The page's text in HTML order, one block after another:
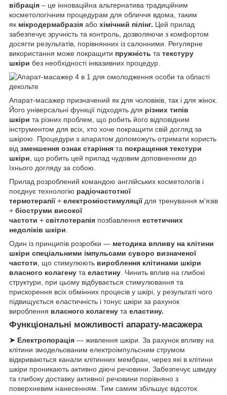
вібрація – це інноваційна альтернатива традиційним
косметологічним процедурам для обличчя вдома, таким
як мікродермабразія або хімічний пілінг. Цей прилад
забезпечує зручність та контроль, дозволяючи з комфортом
досягти результатів, порівнянних із салонними. Регулярне
використання може покращити пружність та текстуру
шкіри без необхідності інвазивних процедур.
Апарат-масажер призначений як для чоловіків, так і для жінок.
Його універсальні функції підходять для різних типів
шкіри та різних проблем, що робить його відповідним
інструментом для всіх, хто хоче покращити свій догляд за
шкірою. Процедури з апаратом допоможуть отримати користь
від зменшення ознак старіння та покращення текстури
шкіри , що робить цей прилад чудовим доповненням до
їхнього догляду за собою.
Прилад розроблений командою англійських косметологів і
поєднує технологію радіочастотної
термотерапії+ електроміостимуляціїдля тренування м'язів
+ біоструми високої
частоти + світлотерапія позбавлення естетичних
недоліків шкіри
Один із принципів розробки — методика впливу на клітини
шкіри спеціальними імпульсами суворо визначеної
частоти , що стимулюють вироблення клітинами шкіри
власного колагену та еластину . Чинить вплив на глибокі
структури, при цьому відбувається стимулювання та
прискорення всіх обмінних процесів у шкірі, у результаті чого
підвищується еластичність і тонус шкіри за рахунок
вироблення власного колагену та еластину.
Функціональні можливості апарату-масажера
➤ Електропорація — живлення шкіри. За рахунок впливу на
клітини змодельованим електроімпульсним струмом
відкриваються канали клітинних мембран, через які в клітини
шкіри проникають активно діючі речовини. Забезпечує швидку
та глибоку доставку активної речовини порівняно з
поверхневим нанесенням. Тим самим збільшує відсоток